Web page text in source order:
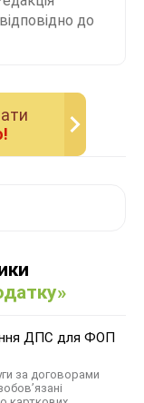
до
ДПС для ФОП
за договорами